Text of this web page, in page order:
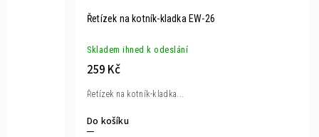
Řetízek na kotník-kladka EW-26
Skladem ihned k odeslání
259 Kč
Do košíku
Řetízek na kotník-kladka...